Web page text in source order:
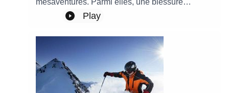
mésaventures. Parmi elles, une blessure
fréquente : la rupture ou la déchirure du ligament
croisé antérieur. Nous allons voir comment
Maxime Grosclaude, médecin du sport à l’Hôpital
de La Tour.
Play